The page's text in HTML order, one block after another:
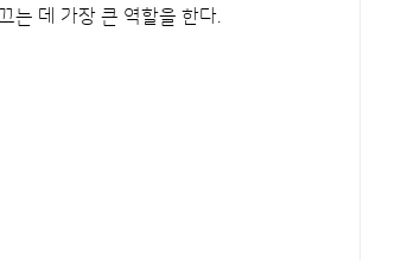
는 데 가장 큰 역할을 한다.